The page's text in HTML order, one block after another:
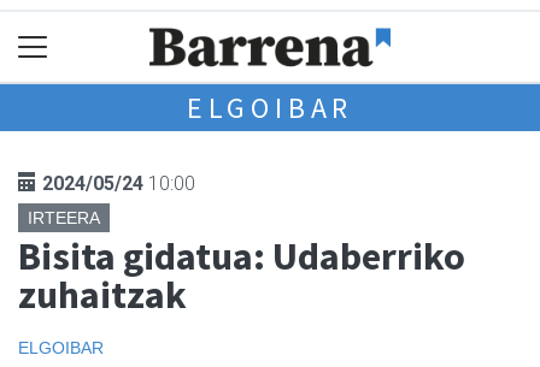
ELGOIBAR
2024/05/24 10:00
IRTEERA
Bisita gidatua: Udaberriko
zuhaitzak
ELGOIBAR